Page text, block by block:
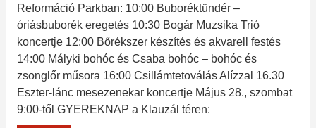
Reformáció Parkban: 10:00 Buboréktündér –
óriásbuborék eregetés 10:30 Bogár Muzsika Trió
koncertje 12:00 Bőrékszer készítés és akvarell festés
14:00 Mályki bohóc és Csaba bohóc – bohóc és
zsonglőr műsora 16:00 Csillámtetoválás Alízzal 16.30
Eszter-lánc mesezenekar koncertje Május 28., szombat
9:00-től GYEREKNAP a Klauzál téren: